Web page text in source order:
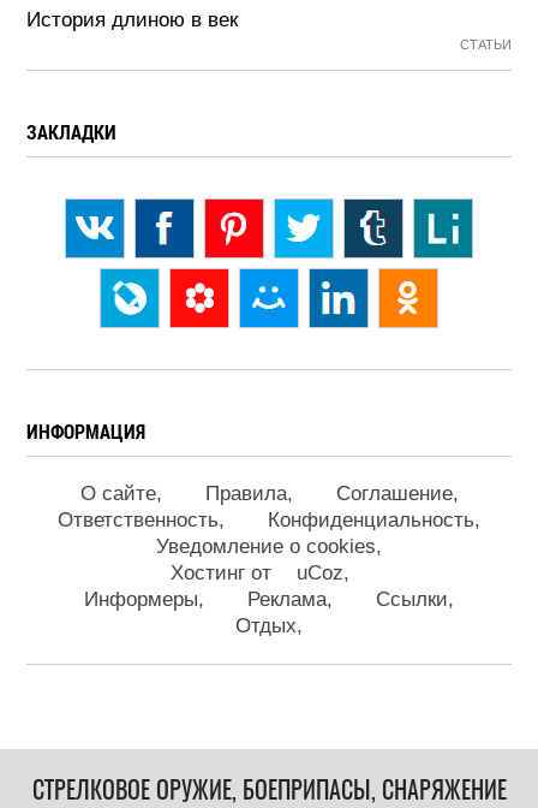
История длиною в век
СТАТЬИ
ЗАКЛАДКИ
ИНФОРМАЦИЯ
О сайте Правила
Соглашение
Ответственность
Конфиденциальность
Уведомление о cookies
Хостинг от
uCoz
Информеры
Реклама
Ссылки
Отдых
СТРЕЛКОВОЕ ОРУЖИЕ, БОЕПРИПАСЫ, СНАРЯЖЕНИЕ